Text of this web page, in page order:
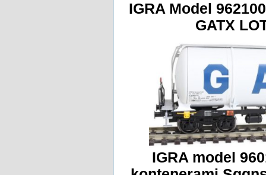
IGRA Model
GATX
IGRA model